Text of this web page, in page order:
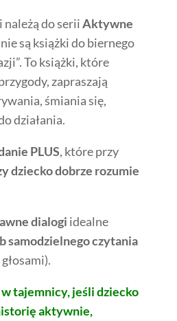
należą do seriiAktywne
nie są książki do biernego
To książki, które
zapraszają
śmiania się,
działania.
PLUS, które przy
dziecko dobrze rozumie
dialogi idealne
samodzielnego czytania
tajemnicy, jeśli dziecko
aktywnie,